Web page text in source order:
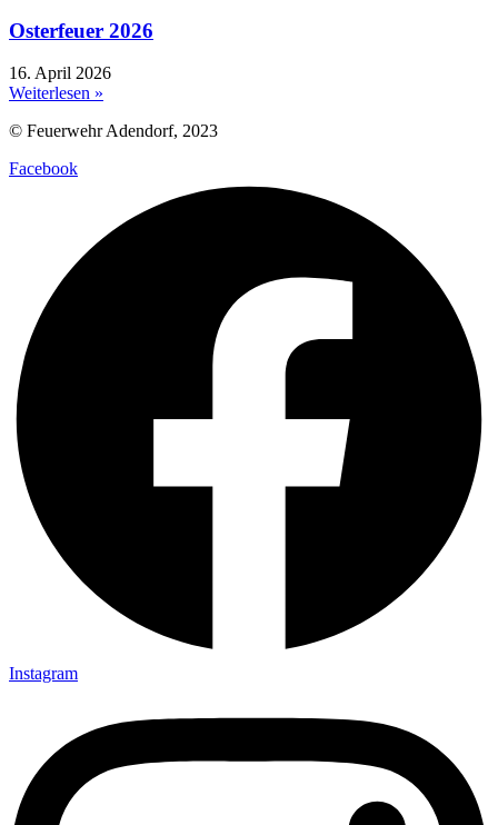
Osterfeuer 2026
16. April 2026
Weiterlesen »
© Feuerwehr Adendorf, 2023
Facebook
Instagram